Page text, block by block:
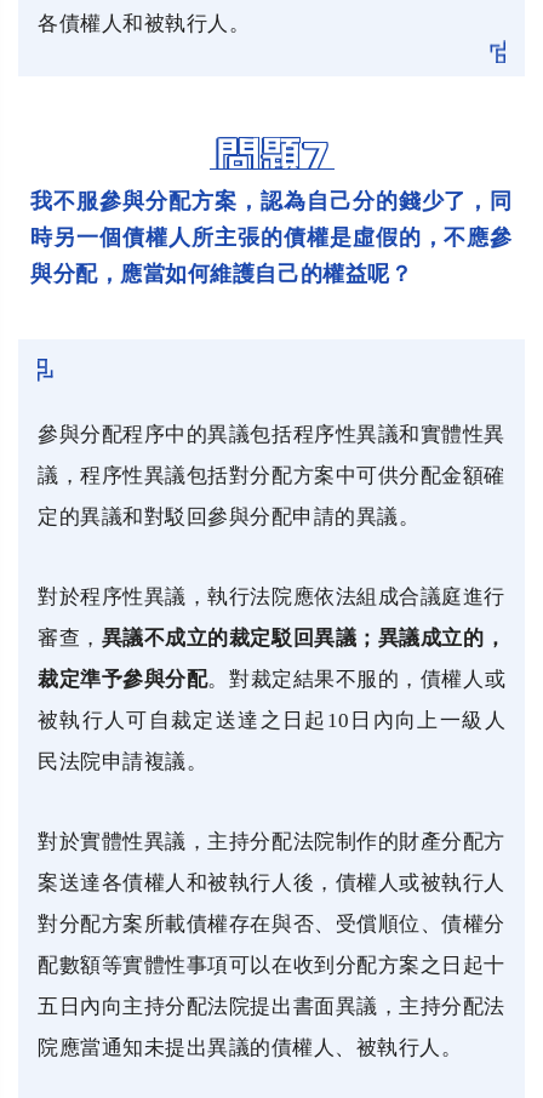
各債權人和被執行人。
問題7
我不服參與分配方案，認為自己分的錢少了，同
時另一個債權人所主張的債權是虛假的，不應參
與分配，應當如何維護自己的權益呢？
參與分配程序中的異議包括程序性異議和實體性異
議，程序性異議包括對分配方案中可供分配金額確
定的異議和對駁回參與分配申請的異議。
對於程序性異議，執行法院應依法組成合議庭進行
審查， 異議不成立的裁定駁回異議； 異議成立的，
裁定準予參與分配。 對裁定結果不服的，債權人或
被執行人可自裁定送達之日起10日內向上一級人
民法院申請複議。
對於實體性異議，主持分配法院制作的財產分配方
案送達各債權人和被執行人後，債權人或被執行人
對分配方案所載債權存在與否、受償順位、債權分
配數額等實體性事項可以在收到分配方案之日起十
五日內向主持分配法院提出書面異議，主持分配法
院應當通知未提出異議的債權人、被執行人。